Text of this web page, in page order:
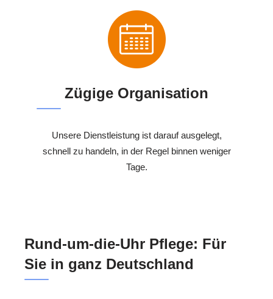
Zügige Organisation
Unsere Dienstleistung ist darauf ausgelegt,
schnell zu handeln, in der Regel binnen weniger
Tage.
Rund-um-die-Uhr Pflege: Für
Sie in ganz Deutschland